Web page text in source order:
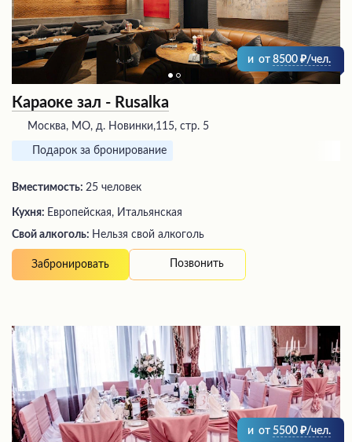
и от 8500 /чел.
Караоке зал - Rusalka
Москва, МО, д. Новинки,115, стр. 5
Подарок за бронирование
Вместимость: 25 человек
Кухня: Европейская, Итальянская
Свой алкоголь: Нельзя свой алкоголь
Забронировать Позвонить
и от 5500 /чел.